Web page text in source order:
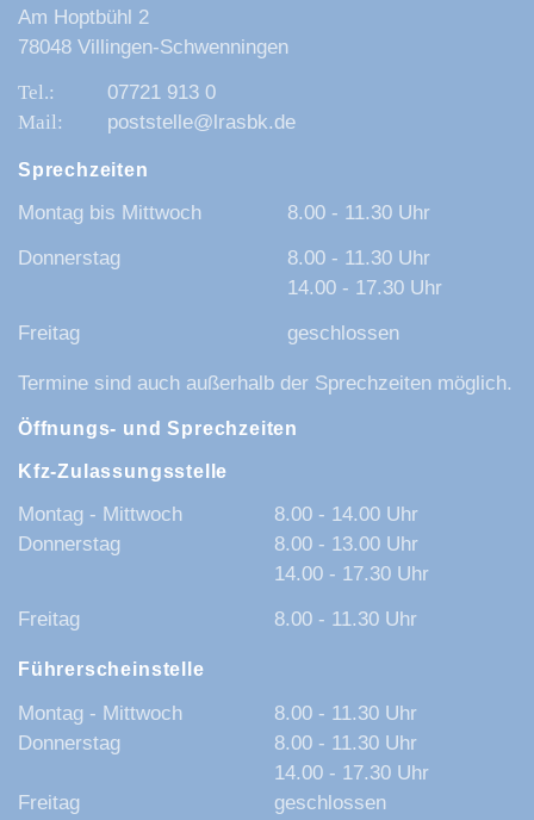
Am Hoptbühl 2
78048 Villingen-Schwenningen
07721 913 0
poststelle@lrasbk.de
Sprechzeiten
Montag bis Mittwoch
8.00 - 11.30 Uhr
Donnerstag
8.00 - 11.30 Uhr
14.00 - 17.30 Uhr
Freitag
geschlossen
Termine sind auch außerhalb der Sprechzeiten möglich.
Öffnungs- und Sprechzeiten
Kfz-Zulassungsstelle
Montag - Mittwoch
8.00 - 14.00 Uhr
Donnerstag
8.00 - 13.00 Uhr
14.00 - 17.30 Uhr
Freitag
8.00 - 11.30 Uhr
Führerscheinstelle
Montag - Mittwoch
8.00 - 11.30 Uhr
Donnerstag
8.00 - 11.30 Uhr
14.00 - 17.30 Uhr
Freitag
geschlossen